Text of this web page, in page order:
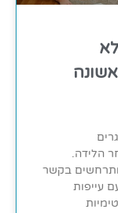
הלידה.
בקשר
עייפות